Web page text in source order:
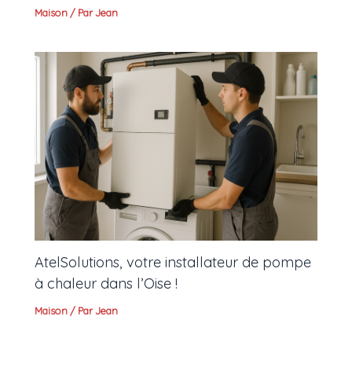
Maison / ParJean
AtelSolutions, votre installateur de pompe
à chaleur dans l’Oise !
Maison / ParJean